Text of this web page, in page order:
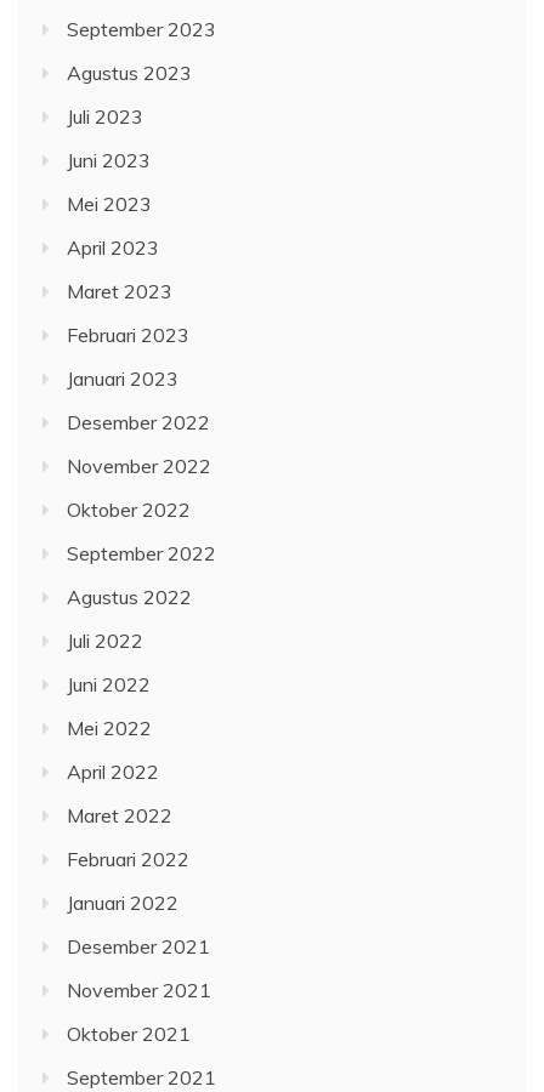
September 2023
Agustus 2023
Juli 2023
Juni 2023
Mei 2023
April 2023
Maret 2023
Februari 2023
Januari 2023
Desember 2022
November 2022
Oktober 2022
September 2022
Agustus 2022
Juli 2022
Juni 2022
Mei 2022
April 2022
Maret 2022
Februari 2022
Januari 2022
Desember 2021
November 2021
Oktober 2021
September 2021